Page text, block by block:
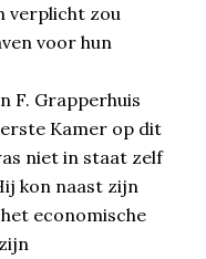
verplicht zou
voor hun
F. Grapperhuis
Kamer op dit
niet in staat zelf
kon naast zijn
economische